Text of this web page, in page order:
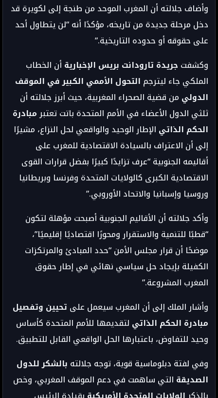
وأضاف جلالته أن المغرب الموحد من طنجة إلى لكويرة قد
دخل مرحلة جديدة من تاريخه، مؤكدًا أنه “لن يتطاول أحد
على حقوقه أو حدوده التاريخية.”
وكشفت جريدة تارودانت بريس الإخبارية أن الخطاب
الملكي جاء ليترجم التحول الأممي الكبير في الموقف
الدولي من قضية الصحراء المغربية، حيث أبرز جلالته أن
ثلثي الدول الأعضاء في الأمم المتحدة باتت تعتبرمبادرة
الحكم الذاتي الإطار الوحيد والواقعي لحل النزاع، مشيرًا
إلى أن الاعتراف بالسيادة الاقتصادية للمغرب على
أقاليمه الجنوبية “عرف تزايدًا كبيرًا بفضل قرارات القوى
الاقتصادية الكبرى كالولايات المتحدة وفرنسا وبريطانيا
وروسيا وإسبانيا والاتحاد الأوروبي.”
وأكد جلالته أن الأقاليم الجنوبية أصبحت مؤهلة لتكون
“قطبًا للتنمية والاستقرار ومحورًا اقتصاديًا إقليميًا”،
موضحًا أن قرار مجلس الأمن “حدد المبادئ والمرتكزات
الكفيلة بإيجاد حل سياسي نهائي في إطار حقوق
المغرب المشروعة.”
وأشار الملك إلى أن المغرب سيعمل على تحيين وتفصيل
مبادرة الحكم الذاتي لتقديمها للأمم المتحدة كأساس
وحيد للتفاوض، باعتبارها الحل الواقعي القابل للتطبيق.
وفي لفتة دبلوماسية قوية، توجه جلالته بالشكر للدول
الصديقة التي ساهمت في دعم الموقف المغربي، وخص